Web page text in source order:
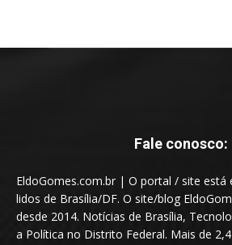
Fale conosco:
EldoGomes.com.br | O portal / site está
lidos de Brasília/DF. O site/blog
desde 2014. Notícias de Brasília,
a Política no Distrito Federal. Mais de